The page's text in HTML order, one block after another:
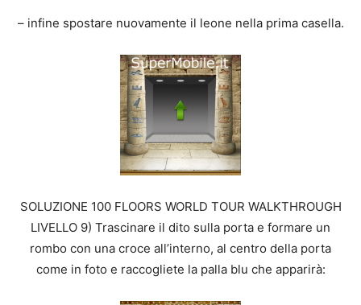
– infine spostare nuovamente il leone nella prima casella.
SOLUZIONE 100 FLOORS WORLD TOUR WALKTHROUGH
LIVELLO 9) Trascinare il dito sulla porta e formare un
rombo con una croce all’interno, al centro della porta
come in foto e raccogliete la palla blu che apparirà: